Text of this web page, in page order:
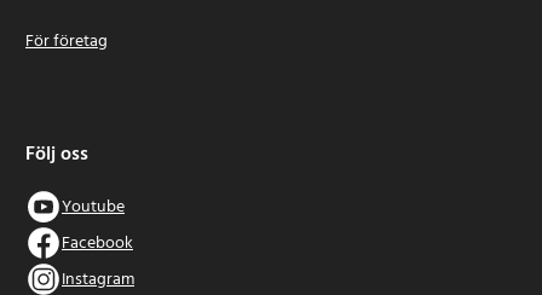
För företag
Följ oss
Youtube
Facebook
Instagram